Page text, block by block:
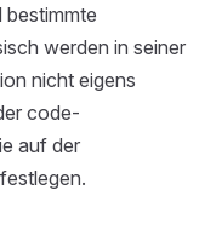
bestimmte
werden in seiner
nicht eigens
code-
auf der